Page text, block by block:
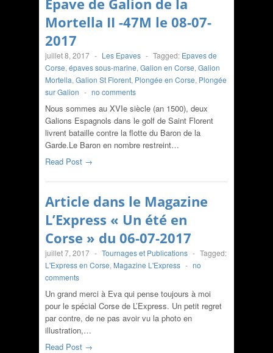
Épave de Galion de la
Mortella II -47M le 08-07-
2017
juillet 8, 2017 - Les Epaves - Tagged: Epaves de
Corse, épaves sous-marine, Galion en Corse, Galion
Mortella, Galion St Florent, Plongée en Corse, Plongée
sur Galion - no comments
Nous sommes au XVIe siècle (an 1500), deux
Galions Espagnols dans le golf de Saint Florent
livrent bataille contre la flotte du Baron de la
Garde.Le Baron en nombre restreint…
Read Post →
Article dans le Magazine
L’Express « Un été en
Corse » du 06-07-2017
juillet 7, 2017 - Tournages et Publications - Tagged:
L'Express en Corse, Magazine L'Express - no
comments
Un grand merci à Eva qui pense toujours à moi
pour le spécial Corse de L’Express. Un petit regret
par contre, de ne pas avoir vu la photo en
illustration,…
Read Post →